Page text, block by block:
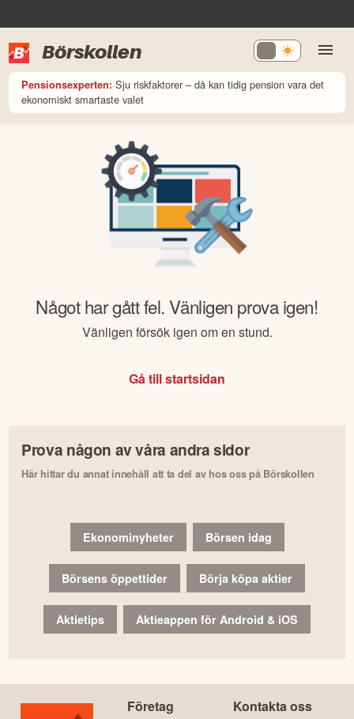
Börskollen
Pensionsexperten: Sju riskfaktorer – då kan tidig pension vara det
ekonomiskt smartaste valet
Något har gått fel. Vänligen prova igen!
Vänligen försök igen om en stund.
Gå till startsidan
Prova någon av våra andra sidor
Här hittar du annat innehåll att ta del av hos oss på Börskollen
Ekonominyheter Börsen idag
Börsens öppettider Börja köpa aktier
Aktietips Aktieappen för Android & iOS
Företag Kontakta oss